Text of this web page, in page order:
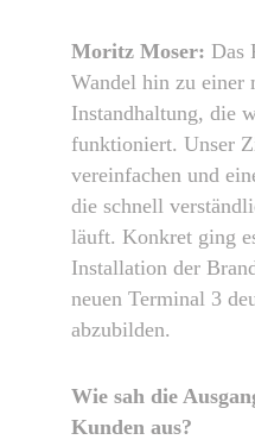
Moritz Moser: Das
Wandel hin zu einer
Instandhaltung, die
funktioniert. Unser
vereinfachen und
die schnell
läuft. Konkret ging
Installation der
neuen Terminal 3
abzubilden.
Wie sah die
Kunden aus?